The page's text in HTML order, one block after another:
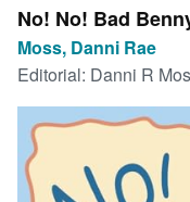
Consultar mis pedidos
Búsqueda avanzada
Libros antiguos
Arte y coleccionismo
No! No! Bad
Moss, Danni Rae
Editorial: Danni R